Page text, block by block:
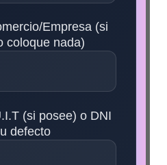
Empresa (si
coloque nada)
(si posee) o DNI
defecto